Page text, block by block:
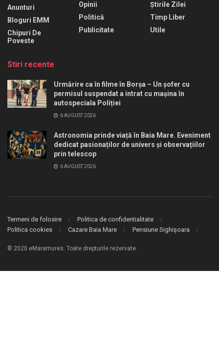
Anunturi
Bloguri EMM
Chipuri De
Poveste
Opinii
Politică
Publicitate
Știrile Zilei
Timp Liber
Utile
Stiri recente
Urmărire ca în filme în Borșa – Un șofer cu
permisul suspendat a intrat cu mașina în
autospeciala Poliției
6 AUGUST 2026
Astronomia prinde viață în Baia Mare. Eveniment
dedicat pasionaților de univers și observațiilor
prin telescop
6 AUGUST 2026
Termeni de folosire
Politica de confidentialitate
Politica cookies
Cazare Baia Mare Pensiune Sighișoara
© 2020 eMaramures. Toate drepturile rezervate.